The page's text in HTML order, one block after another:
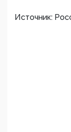
Источник: